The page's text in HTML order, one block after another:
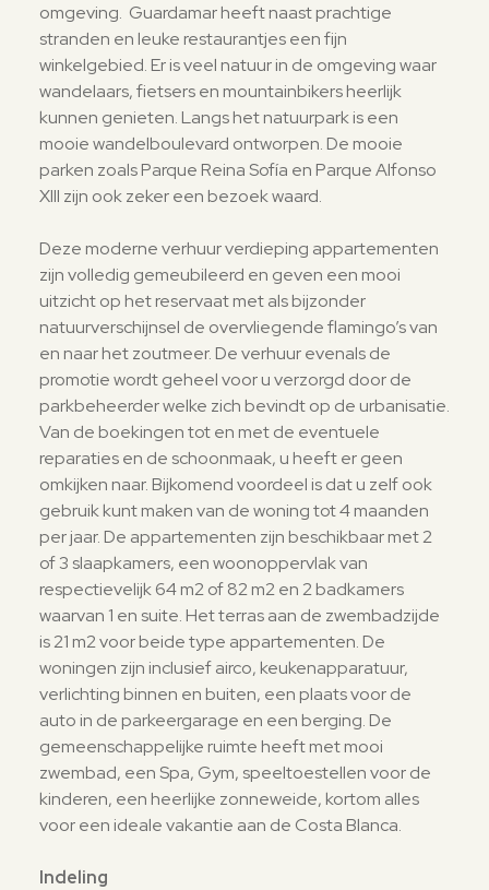
omgeving. Guardamar heeft naast prachtige
stranden en leuke restaurantjes een fijn
winkelgebied. Er is veel natuur in de omgeving waar
wandelaars, fietsers en mountainbikers heerlijk
kunnen genieten. Langs het natuurpark is een
mooie wandelboulevard ontworpen. De mooie
parken zoals Parque Reina Sofía en Parque Alfonso
XIII zijn ook zeker een bezoek waard.
Deze moderne verhuur verdieping appartementen
zijn volledig gemeubileerd en geven een mooi
uitzicht op het reservaat met als bijzonder
natuurverschijnsel de overvliegende flamingo’s van
en naar het zoutmeer. De verhuur evenals de
promotie wordt geheel voor u verzorgd door de
parkbeheerder welke zich bevindt op de urbanisatie.
Van de boekingen tot en met de eventuele
reparaties en de schoonmaak, u heeft er geen
omkijken naar. Bijkomend voordeel is dat u zelf ook
gebruik kunt maken van de woning tot 4 maanden
per jaar. De appartementen zijn beschikbaar met 2
of 3 slaapkamers, een woonoppervlak van
respectievelijk 64 m2 of 82 m2 en 2 badkamers
waarvan 1 en suite. Het terras aan de zwembadzijde
is 21 m2 voor beide type appartementen. De
woningen zijn inclusief airco, keukenapparatuur,
verlichting binnen en buiten, een plaats voor de
auto in de parkeergarage en een berging. De
gemeenschappelijke ruimte heeft met mooi
zwembad, een Spa, Gym, speeltoestellen voor de
kinderen, een heerlijke zonneweide, kortom alles
voor een ideale vakantie aan de Costa Blanca.
Indeling